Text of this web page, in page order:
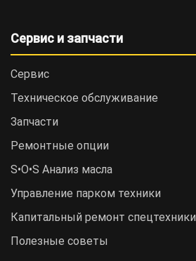
Сервис и запчасти
Сервис
Техническое обслуживание
Запчасти
Ремонтные опции
S•O•S Анализ масла
Управление парком техники
Капитальный ремонт спецтехники
Полезные советы